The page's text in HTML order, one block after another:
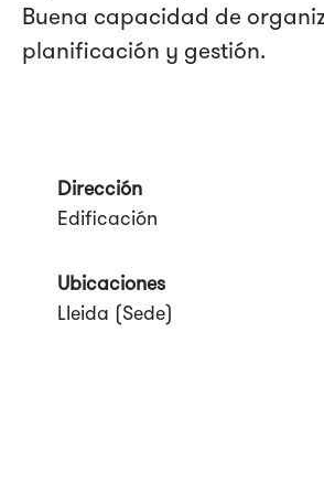
Buena capacidad de
planificación y gestión.
Dirección
Edificación
Ubicaciones
Lleida (Sede)